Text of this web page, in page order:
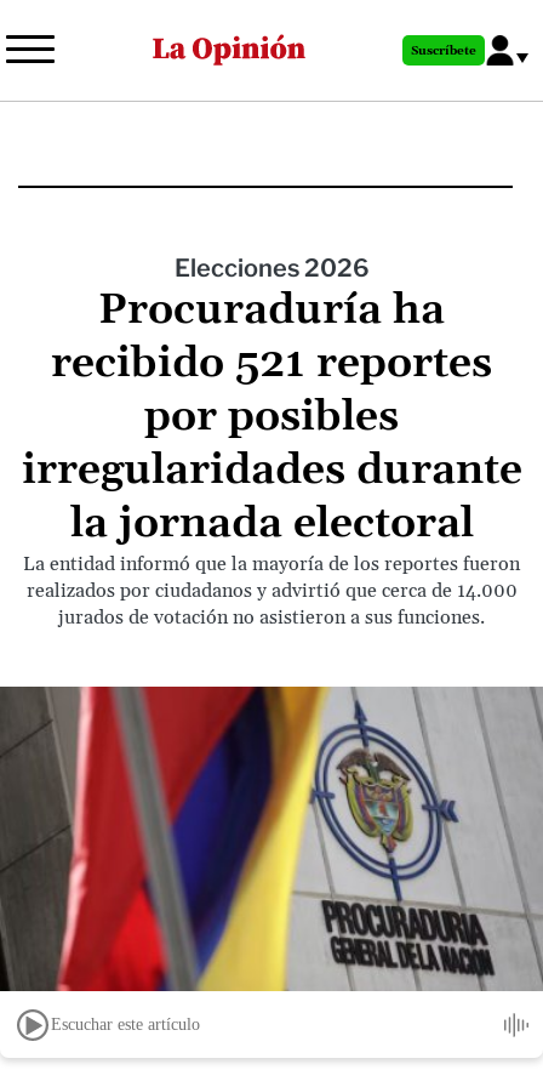
al
principal
Suscríbete
Elecciones 2026
Procuraduría ha
recibido 521 reportes
por posibles
irregularidades durante
la jornada electoral
La entidad informó que la mayoría de los reportes fueron
realizados por ciudadanos y advirtió que cerca de 14.000
jurados de votación no asistieron a sus funciones.
Escuchar este artículo